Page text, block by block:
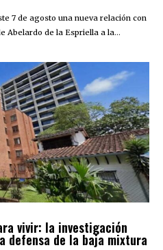
7 de agosto una nueva relación con
Abelardo de la Espriella a la...
vivir: la investigación
defensa de la baja mixtura